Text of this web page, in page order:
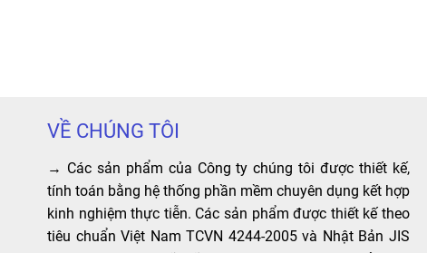
VỀ CHÚNG TÔI
→ Các sản phẩm của Công ty chúng tôi được thiết kế,
tính toán bằng hệ thống phần mềm chuyên dụng kết hợp
kinh nghiệm thực tiễn. Các sản phẩm được thiết kế theo
tiêu chuẩn Việt Nam TCVN 4244-2005 và Nhật Bản JIS